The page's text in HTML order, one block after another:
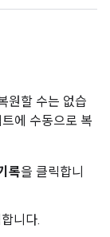
원할 수는 없습
에 수동으로 복
록을 클릭합니
니다.